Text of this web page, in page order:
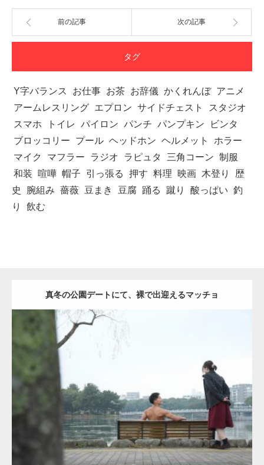
前の記事 次の記事
タグ
Y字バランス お仕事 お茶 お辞儀 かくれんぼ アニメ
アームレスリング エプロン サイドチェスト
スタジオ
スマホ
トイレ パイロン パンチ パンプキン
ビンタ
ブロッコリー
プール ヘッドホン ヘルメット
ホラー
マイク
マフラー ラジオ ラピュタ 三角コーン 制服
和装
喧嘩 帽子 引っ張る 押す 料理 映画 木登り
歴
史
腕組み 薔薇 豆まき 豆腐 踊る 蹴り 酸っぱい 釣
り
飲む
真冬の公園デートにて、裸で出迎えるマッチョ
公園のマッチョ AKIHITO(細マッチョ) 背中
ダウンロード